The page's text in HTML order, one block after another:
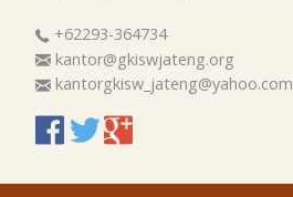
+62293-364734
kantor@gkiswjateng.org
kantorgkisw_jateng@yahoo.com